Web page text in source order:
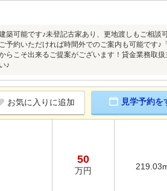
築可能です♪未登記古家あり、更地渡しもご相談
予約いただければ時間外でのご案内も可能です
らこそ出来るご提案がございます！貸金業務取
♪
お気に入りに追加 見学予約を
50
万円